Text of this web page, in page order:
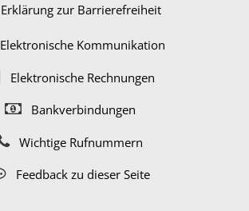
Erklärung zur Barrierefreiheit
Elektronische Kommunikation
Elektronische Rechnungen
Bankverbindungen
Wichtige Rufnummern
Feedback zu dieser Seite